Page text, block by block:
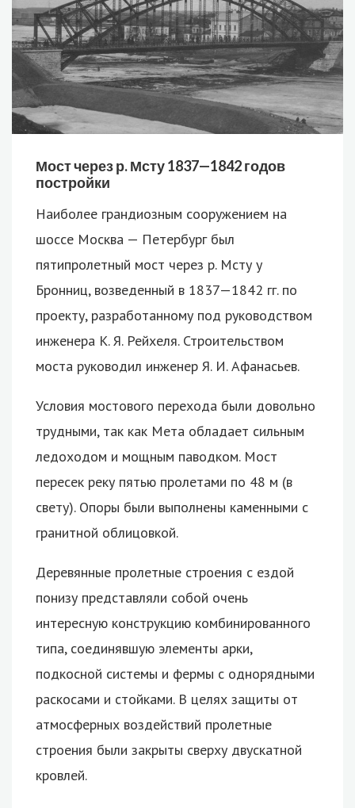
Мост через р. Мсту 1837—1842 годов
постройки
Наиболее грандиозным сооружением на
шоссе Москва — Петербург был
пятипролетный мост через р. Мсту у
Бронниц, возведенный в 1837—1842 гг. по
проекту, разработанному под руководством
инженера К. Я. Рейхеля. Строительством
моста руководил инженер Я. И. Афанасьев.
Условия мостового перехода были довольно
трудными, так как Мета обладает сильным
ледоходом и мощным паводком. Мост
пересек реку пятью пролетами по 48 м (в
свету). Опоры были выполнены каменными с
гранитной облицовкой.
Деревянные пролетные строения с ездой
понизу представляли собой очень
интересную конструкцию комбинированного
типа, соединявшую элементы арки,
подкосной системы и фермы с однорядными
раскосами и стойками. В целях защиты от
атмосферных воздействий пролетные
строения были закрыты сверху двускатной
кровлей.